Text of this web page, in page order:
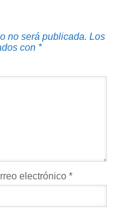
no será publicada. Los
con *
electrónico*